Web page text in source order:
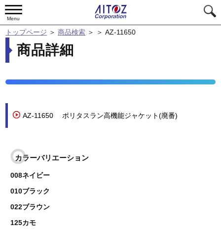
Menu
トップページ ＞商品検索 ＞ ＞AZ-11650
商品詳細
AZ-11650 ポリタスラン高機能ジャケット(廃番)
カラーバリエーション
008ネイビー
010ブラック
022ブラウン
125カモ